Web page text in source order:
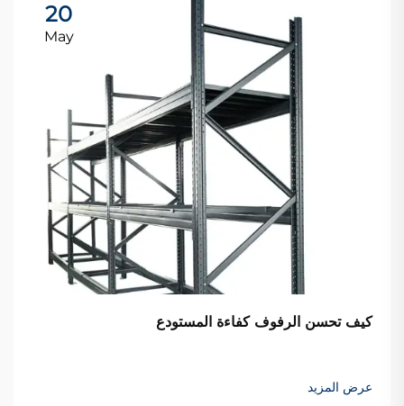
20
May
كيف تحسن الرفوف كفاءة المستودع
عرض المزيد